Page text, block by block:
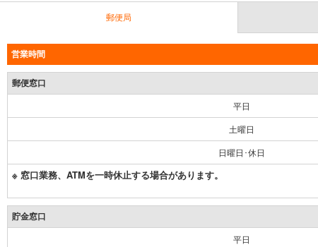
郵便局
営業時間
郵便窓口
平日
土曜日
日曜日･休日
※ 窓口業務、ATMを一時休止する場合があります。
貯金窓口
平日